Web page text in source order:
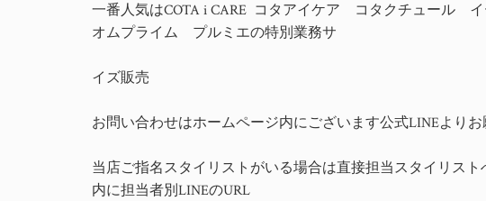
一番人気はCOTA i CARE コタアイケア コタクチュール
オムプライム プルミエの特別業務サ
イズ販売
お問い合わせはホームページ内にございます公式LINEよりお
当店ご指名スタイリストがいる場合は直接担当スタイリス
内に担当者別LINEのURL